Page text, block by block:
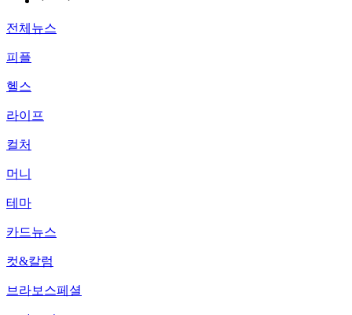
전체뉴스
피플
헬스
라이프
컬처
머니
테마
카드뉴스
컷&칼럼
브라보스페셜